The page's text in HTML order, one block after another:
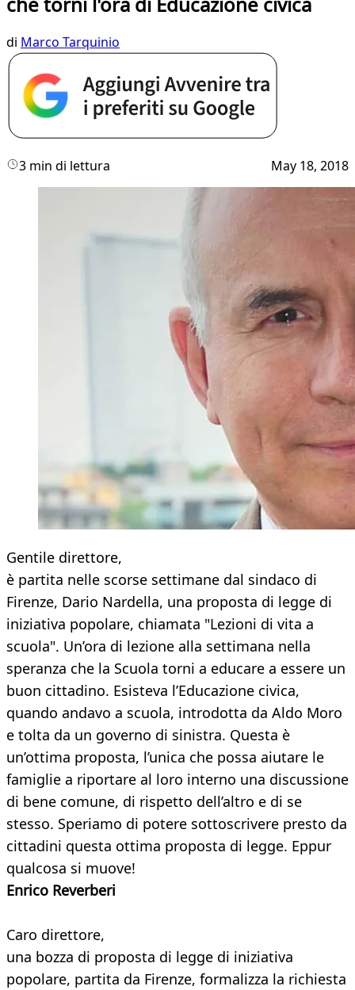
di Marco Tarquinio
3 min di lettura May 18, 2018
Gentile direttore,
è partita nelle scorse settimane dal sindaco di
Firenze, Dario Nardella, una proposta di legge di
iniziativa popolare, chiamata "Lezioni di vita a
scuola". Un’ora di lezione alla settimana nella
speranza che la Scuola torni a educare a essere un
buon cittadino. Esisteva l’Educazione civica,
quando andavo a scuola, introdotta da Aldo Moro
e tolta da un governo di sinistra. Questa è
un’ottima proposta, l’unica che possa aiutare le
famiglie a riportare al loro interno una discussione
di bene comune, di rispetto dell’altro e di se
stesso. Speriamo di potere sottoscrivere presto da
cittadini questa ottima proposta di legge. Eppur
qualcosa si muove!
Enrico Reverberi
Caro direttore,
una bozza di proposta di legge di iniziativa
popolare, partita da Firenze, formalizza la richiesta